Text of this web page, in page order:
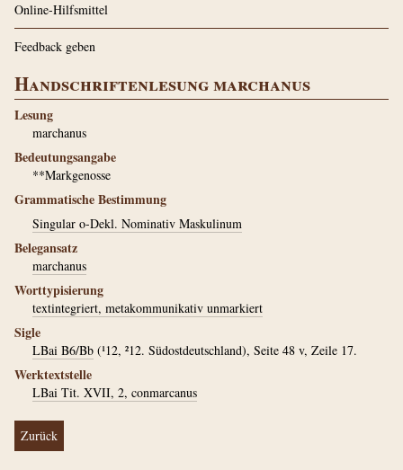
Online-Hilfsmittel
Feedback geben
Handschriftenlesung marchanus
Lesung
marchanus
Bedeutungsangabe
**Markgenosse
Grammatische Bestimmung
Singular o-Dekl. Nominativ Maskulinum
Belegansatz
marchanus
Worttypisierung
textintegriert, metakommunikativ unmarkiert
Sigle
LBai B6/Bb (¹12, ²12. Südostdeutschland), Seite 48 v, Zeile 17.
Werktextstelle
LBai Tit. XVII, 2, conmarcanus
Zurück